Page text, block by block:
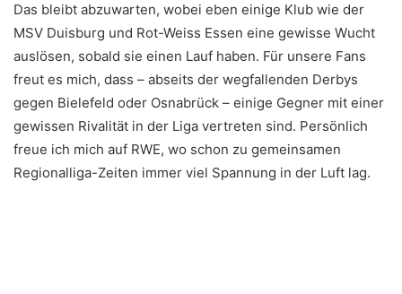
Das bleibt abzuwarten, wobei eben einige Klub wie der
MSV Duisburg und Rot-Weiss Essen eine gewisse Wucht
auslösen, sobald sie einen Lauf haben. Für unsere Fans
freut es mich, dass – abseits der wegfallenden Derbys
gegen Bielefeld oder Osnabrück – einige Gegner mit einer
gewissen Rivalität in der Liga vertreten sind. Persönlich
freue ich mich auf RWE, wo schon zu gemeinsamen
Regionalliga-Zeiten immer viel Spannung in der Luft lag.